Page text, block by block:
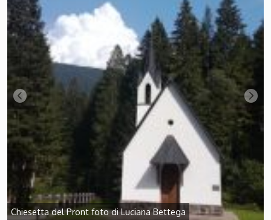
Chiesetta del Pront foto di Luciana Bettega